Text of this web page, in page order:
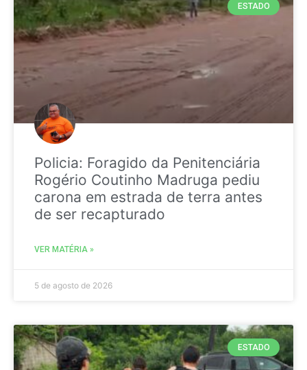
ESTADO
Policia: Foragido da Penitenciária
Rogério Coutinho Madruga pediu
carona em estrada de terra antes
de ser recapturado
VER MATÉRIA »
5 de agosto de 2026
ESTADO